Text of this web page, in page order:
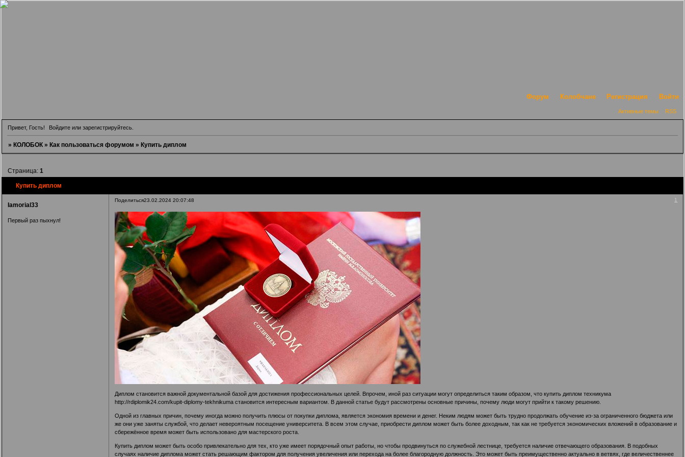
Форум Колобчане Регистрация Войти
Активные темы RSS
Привет, Гость! Войдите илизарегистрируйтесь
» КОЛОБОК » Как пользоваться форумом » Купить диплом
Купить диплом
Страница: 1
Поделиться 1
23.02.2024 20:07:48
Iamorial33
Первый раз пыхнул!
Диплом становится важной документальной базой для достижения профессиональных целей. Впрочем, иной раз ситуации могут определиться таким образом, что купить диплом техникума
http://rdiplomik24.com/kupit-diplomy-tekhnikumaстановится интересным вариантом. В данной статье будут рассмотрены основные причины, почему люди могут прийти к такому решению.
Одной из главных причин, почему иногда можно получить плюсы от покупки диплома, является экономия времени и денег. Неким людям может быть трудно продолжать обучение из-за ограниченного бюджета или
же они уже заняты службой, что делает невероятным посещение университета. В всем этом случае, приобрести диплом может быть более доходным, так как не требуется экономических вложений в образование и
сбережённое время может быть использовано для мастерского роста.
Купить диплом может быть особо привлекательно для тех, кто уже имеет порядочный опыт работы, но чтобы продвинуться по служебной лестнице, требуется наличие отвечающего образования. В подобных
случаях наличие диплома может стать решающим фактором для получения увеличения или перехода на более благородную должность. Это может быть преимущественно актуально в ветвях, где величественнее